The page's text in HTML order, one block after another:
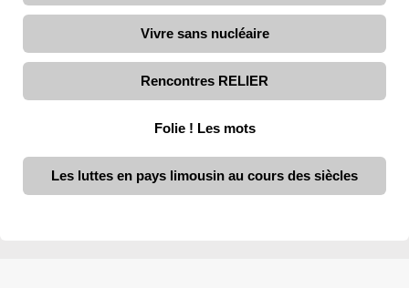
Vivre sans nucléaire
Rencontres RELIER
Folie ! Les mots
Les luttes en pays limousin au cours des siècles